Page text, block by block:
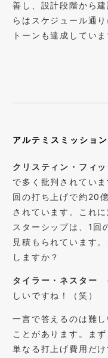
善し、設計段階から
らはスケジュール通
トーンも達成していま
アルテミスミッショ
クリスティン・フィ
で多く批判されてい
回の打ち上げで約20
されています。これ
スターシップは、1回
見積もられています
しますか？
タイラー・ネスター
しいですね！（笑）
一言で答えるのは難
ことがあります。ま
単なる打上げ費用だ